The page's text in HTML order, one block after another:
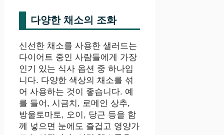
다양한 채소의 조화
신선한 채소를 사용한 샐러드는
다이어트 중인 사람들에게 가장
인기 있는 식사 옵션 중 하나입
니다. 다양한 색상의 채소를 섞
어 사용하는 것이 좋습니다. 예
를 들어, 시금치, 로메인 상추,
방울토마토, 오이, 당근 등을 함
께 넣으면 눈에도 즐겁고 영양가